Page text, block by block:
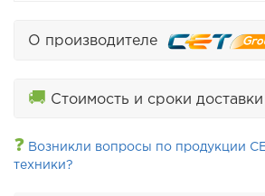
О производителе
🚚 Стоимость и сроки доставки
❓ Возникли вопросы по продукции
техники?